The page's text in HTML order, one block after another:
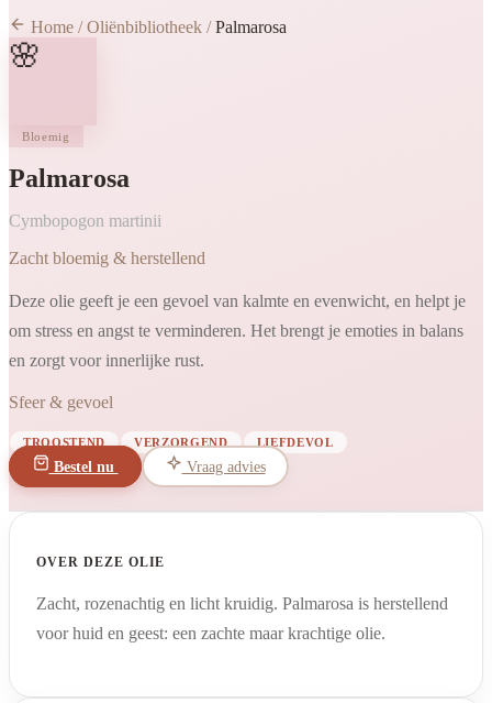
Home / Oliënbibliotheek / Palmarosa
🌸
Bloemig
Palmarosa
Cymbopogon martinii
Zacht bloemig & herstellend
Deze olie geeft je een gevoel van kalmte en evenwicht, en helpt je
om stress en angst te verminderen. Het brengt je emoties in balans
en zorgt voor innerlijke rust.
Sfeer & gevoel
TROOSTEND VERZORGEND LIEFDEVOL
Bestel nu Vraag advies
OVER DEZE OLIE
Zacht, rozenachtig en licht kruidig. Palmarosa is herstellend
voor huid en geest: een zachte maar krachtige olie.